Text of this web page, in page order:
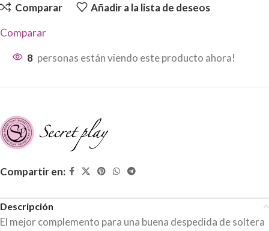
Comparar Añadir a la lista de deseos
Comparar
8 personas están viendo este producto ahora!
Compartir en:
Descripción
El mejor complemento para una buena despedida de soltera